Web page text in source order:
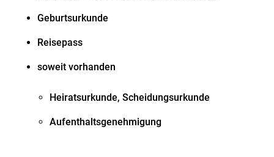
Geburtsurkunde
Reisepass
soweit vorhanden
Heiratsurkunde, Scheidungsurkunde
Aufenthaltsgenehmigung